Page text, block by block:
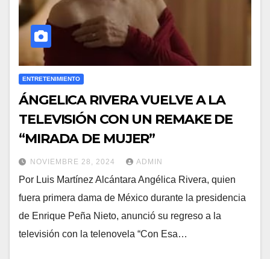
ENTRETENIMIENTO
ÁNGELICA RIVERA VUELVE A LA
TELEVISIÓN CON UN REMAKE DE
“MIRADA DE MUJER”
NOVIEMBRE 28, 2024 ADMIN
Por Luis Martínez Alcántara Angélica Rivera, quien
fuera primera dama de México durante la presidencia
de Enrique Peña Nieto, anunció su regreso a la
televisión con la telenovela “Con Esa…